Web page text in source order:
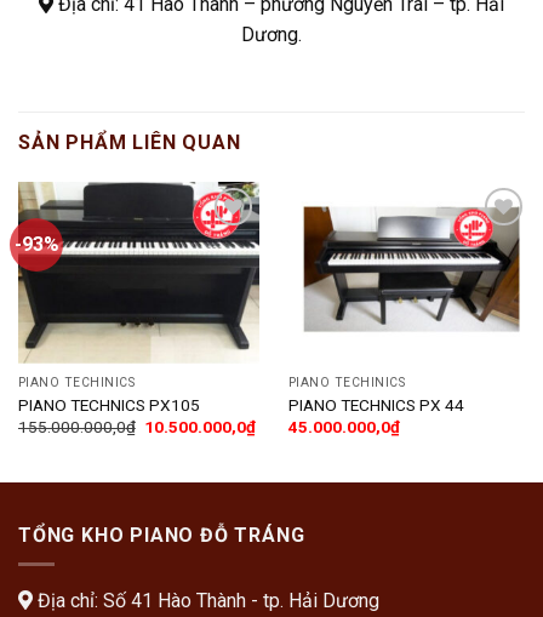
Địa chỉ: 41 Hào Thành – phường Nguyễn Trãi – tp. Hải
Dương.
SẢN PHẨM LIÊN QUAN
-93%
Add
to
wishlist
PIANO TECHINICS
PIANO TECHNICS PX105
155.000.000,0₫ 10.500.000,0₫
Add
to
wishlist
PIANO TECHINICS
PIANO TECHNICS PX 44
45.000.000,0₫
TỔNG KHO PIANO ĐỖ TRÁNG
Địa chỉ: Số 41 Hào Thành - tp. Hải Dương